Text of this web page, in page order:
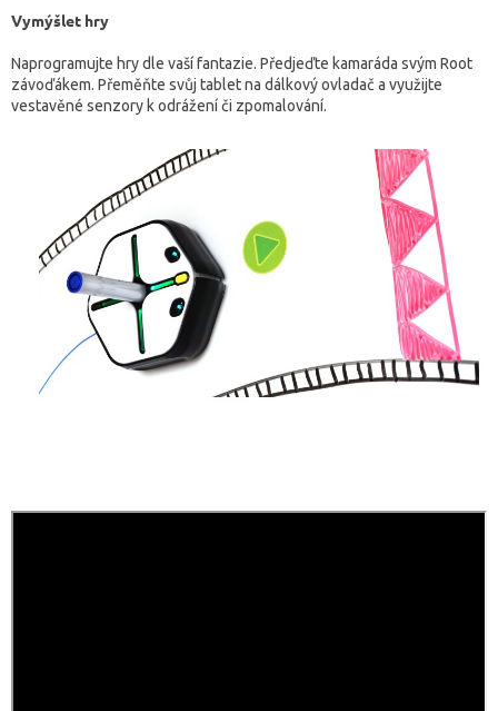
Vymýšlet hry
Naprogramujte hry dle vaší fantazie. Předjeďte kamaráda svým Root
závoďákem. Přeměňte svůj tablet na dálkový ovladač a využijte
vestavěné senzory k odrážení či zpomalování.